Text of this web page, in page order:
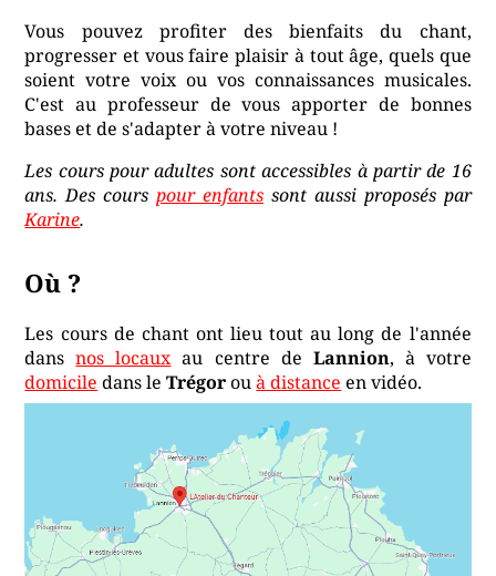
Vous pouvez profiter des bienfaits du chant,
progresser et vous faire plaisir à tout âge, quels que
soient votre voix ou vos connaissances musicales.
C'est au professeur de vous apporter de bonnes
bases et de s'adapter à votre niveau !
Les cours pour adultes sont accessibles à partir de 16
ans. Des courspour enfants sont aussi proposés par
Karine.
Où ?
Les cours de chant ont lieu tout au long de l'année
dansnos locauxau centre de Lannion, à votre
domicile dans leTrégorouà distance en vidéo.